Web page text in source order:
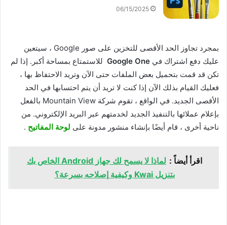
06/15/2025
بمجرد تجاوز الحد الأقصى للتخزين على صور Google ، سيتعين
عليك دفع اشتراك في Google One للاستمتاع بمساحة أكبر. إذا لم
تكن قد قمت بتحميل بعض الملفات حتى الآن وتريد الاحتفاظ بها ،
فعليك القيام بذلك الآن إذا كنت لا تريد أن يتم احتسابها في الحد
الأقصى الجديد. في الواقع ، تقوم شركة Mountain View بالفعل
بإعلام عملائها بالتنفيذ الجديد لخدمتهم عبر البريد الإلكتروني. من
ناحية أخرى ، قام أيضًا بإنشاء منشور مدونة على لوحة المفاتيح .
اقرأ أيضاً :
لماذا لا يسمح لك جهاز Android الخاص بك
بتنزيل Kwai وكيفية إصلاحه بسرعة؟